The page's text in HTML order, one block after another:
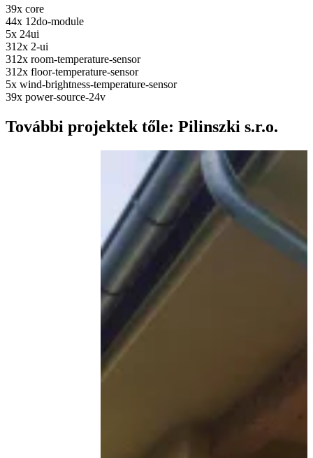
39x core
44x 12do-module
5x 24ui
312x 2-ui
312x room-temperature-sensor
312x floor-temperature-sensor
5x wind-brightness-temperature-sensor
39x power-source-24v
További projektek tőle: Pilinszki s.r.o.